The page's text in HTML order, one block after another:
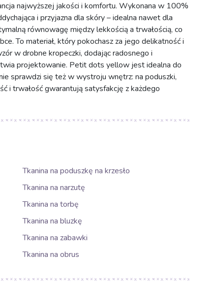
najwyższej jakości i komfortu. Wykonana w 100%
i przyjazna dla skóry – idealna nawet dla
równowagę między lekkością a trwałością, co
To materiał, który pokochasz za jego delikatność i
w drobne kropeczki, dodając radosnego i
projektowanie. Petit dots yellow jest idealna do
sprawdzi się też w wystroju wnętrz: na poduszki,
i trwałość gwarantują satysfakcję z każdego
Tkanina na poduszkę na krzesło
Tkanina na narzutę
Tkanina na torbę
Tkanina na bluzkę
Tkanina na zabawki
Tkanina na obrus